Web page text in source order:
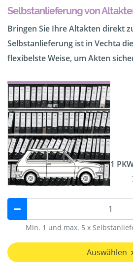
Selbstanlieferung von
Bringen Sie Ihre Altakten direkt
Selbstanlieferung ist in Vechta
flexibelste Weise, um Akten
1
Min. 1 und max. 5 x
Auswählen